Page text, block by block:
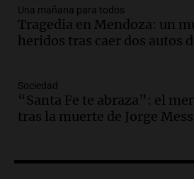
Audio.Altas Cumbres:
cabra que llevaba ocho
un precipicio
Episodios
Audio.Chile planteó
conectividad fronteriza,
Episodios
Una mañana para todos
Tragedia en Mendoza: un
heridos tras caer dos autos
Sociedad
“Santa Fe te abraza”: el
tras la muerte de Jorge